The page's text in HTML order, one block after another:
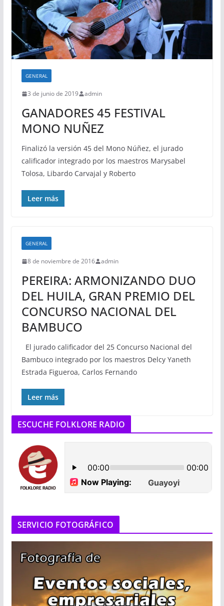
GENERAL
3 de junio de 2019 admin
GANADORES 45 FESTIVAL
MONO NUÑEZ
Finalizó la versión 45 del Mono Núñez, el jurado
calificador integrado por los maestros Marysabel
Tolosa, Libardo Carvajal y Roberto
Leer más
GENERAL
8 de noviembre de 2016 admin
PEREIRA: ARMONIZANDO DUO
DEL HUILA, GRAN PREMIO DEL
CONCURSO NACIONAL DEL
BAMBUCO
El jurado calificador del 25 Concurso Nacional del
Bambuco integrado por los maestros Delcy Yaneth
Estrada Figueroa, Carlos Fernando
Leer más
ESCUCHE FOLKLORE RADIO
SERVICIO FOTOGRÁFICO